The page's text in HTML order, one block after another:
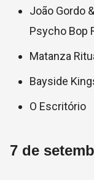
João Gordo
Psycho Bop
Matanza
Bayside
O Escritório
7 de